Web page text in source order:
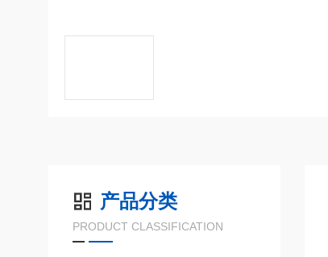
产品分类
PRODUCT CLASSIFICATION